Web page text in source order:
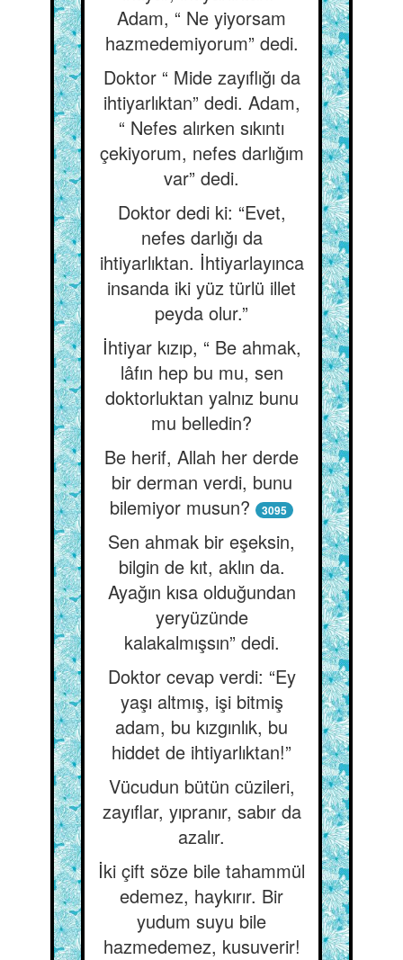
Adam, “ Ne yiyorsam
hazmedemiyorum” dedi.
Doktor “ Mide zayıflığı da
ihtiyarlıktan” dedi. Adam,
“ Nefes alırken sıkıntı
çekiyorum, nefes darlığım
var” dedi.
Doktor dedi ki: “Evet,
nefes darlığı da
ihtiyarlıktan. İhtiyarlayınca
insanda iki yüz türlü illet
peyda olur.”
İhtiyar kızıp, “ Be ahmak,
lâfın hep bu mu, sen
doktorluktan yalnız bunu
mu belledin?
Be herif, Allah her derde
bir derman verdi, bunu
bilemiyor musun?
3095
Sen ahmak bir eşeksin,
bilgin de kıt, aklın da.
Ayağın kısa olduğundan
yeryüzünde
kalakalmışsın” dedi.
Doktor cevap verdi: “Ey
yaşı altmış, işi bitmiş
adam, bu kızgınlık, bu
hiddet de ihtiyarlıktan!”
Vücudun bütün cüzileri,
zayıflar, yıpranır, sabır da
azalır.
İki çift söze bile tahammül
edemez, haykırır. Bir
yudum suyu bile
hazmedemez, kusuverir!